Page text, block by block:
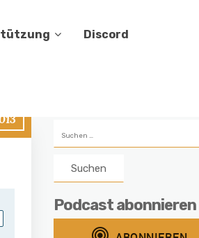
Discord
nach:
Podcast abonnieren